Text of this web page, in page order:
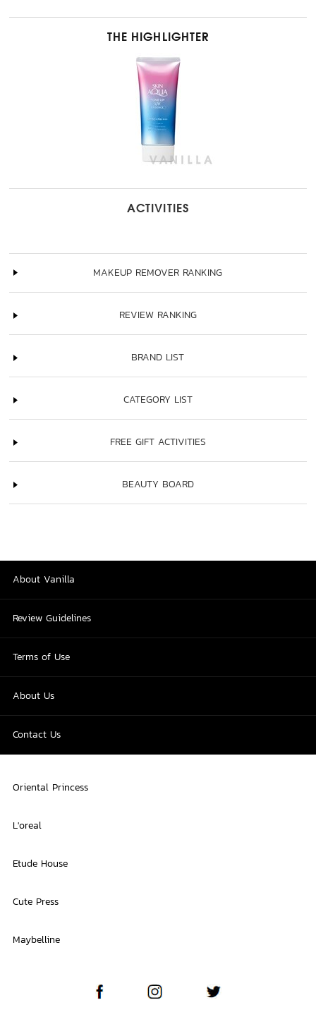
THE HIGHLIGHTER
ACTIVITIES
MAKEUP REMOVER RANKING
REVIEW RANKING
BRAND LIST
CATEGORY LIST
FREE GIFT ACTIVITIES
BEAUTY BOARD
About Vanilla
Review Guidelines
Terms of Use
About Us
Contact Us
Oriental Princess
L'oreal
Etude House
Cute Press
Maybelline